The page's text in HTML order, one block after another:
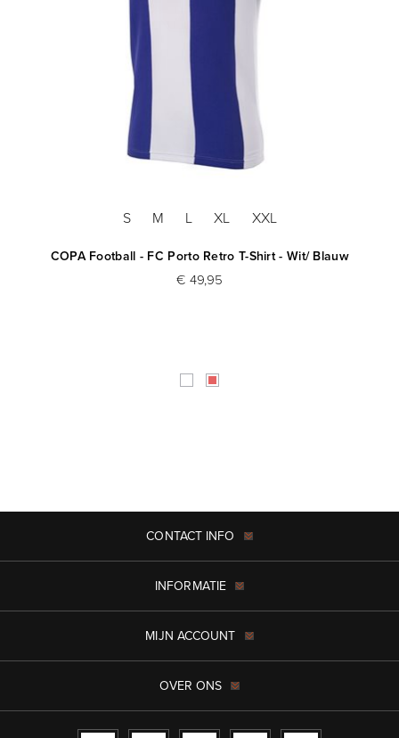
S M L XL XXL
COPA Football - FC Porto Retro T-Shirt - Wit/ Blauw
€ 49,95
CONTACT INFO
INFORMATIE
MIJN ACCOUNT
OVER ONS